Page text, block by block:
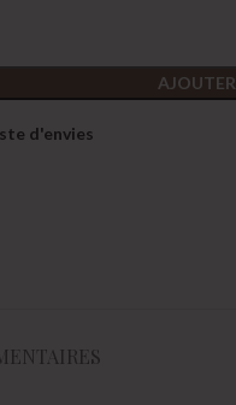
d'envies